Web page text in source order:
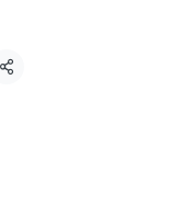
Share